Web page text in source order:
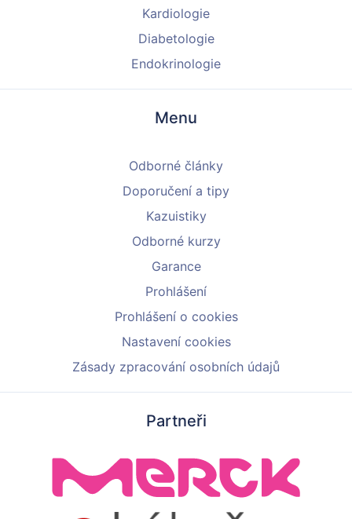
Kardiologie
Diabetologie
Endokrinologie
Menu
Odborné články
Doporučení a tipy
Kazuistiky
Odborné kurzy
Garance
Prohlášení
Prohlášení o cookies
Nastavení cookies
Zásady zpracování osobních údajů
Partneři